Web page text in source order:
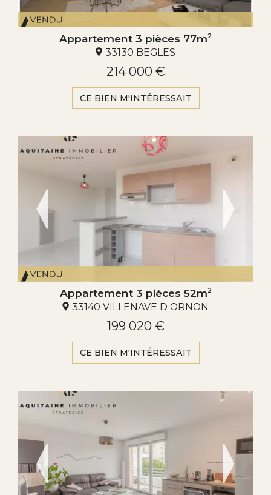
Appartement 3 pièces 77m2
33130 BEGLES
214 000 €
CE BIEN M'INTÉRESSAIT
Appartement 3 pièces 52m2
33140 VILLENAVE D ORNON
199 020 €
CE BIEN M'INTÉRESSAIT